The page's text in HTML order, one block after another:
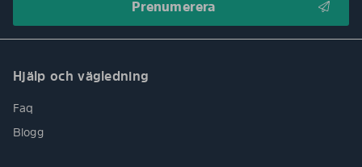
Hjälp och vägledning
Faq
Blogg